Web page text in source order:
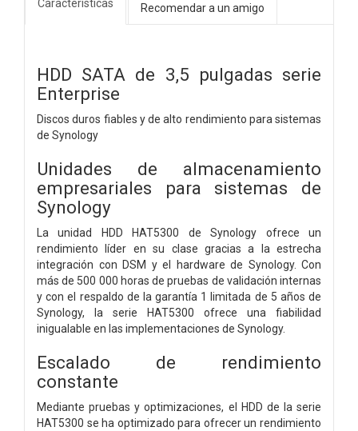
Características Recomendar a un amigo
HDD SATA de 3,5 pulgadas serie
Enterprise
Discos duros fiables y de alto rendimiento para sistemas
de Synology
Unidades de almacenamiento
empresariales para sistemas de
Synology
La unidad HDD HAT5300 de Synology ofrece un
rendimiento líder en su clase gracias a la estrecha
integración con DSM y el hardware de Synology. Con
más de 500 000 horas de pruebas de validación internas
y con el respaldo de la garantía 1 limitada de 5 años de
Synology, la serie HAT5300 ofrece una fiabilidad
inigualable en las implementaciones de Synology.
Escalado de rendimiento
constante
Mediante pruebas y optimizaciones, el HDD de la serie
HAT5300 se ha optimizado para ofrecer un rendimiento